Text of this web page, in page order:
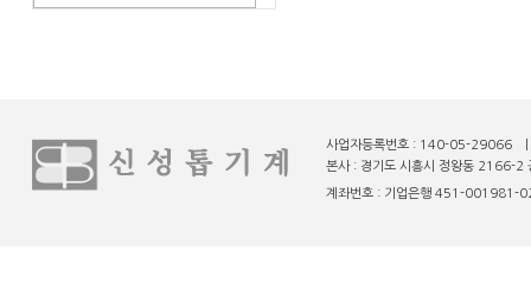
사업자등록번호 : 140-05-29066
본사 : 경기도 시흥시 정왕동
계좌번호 : 기업은행 451-